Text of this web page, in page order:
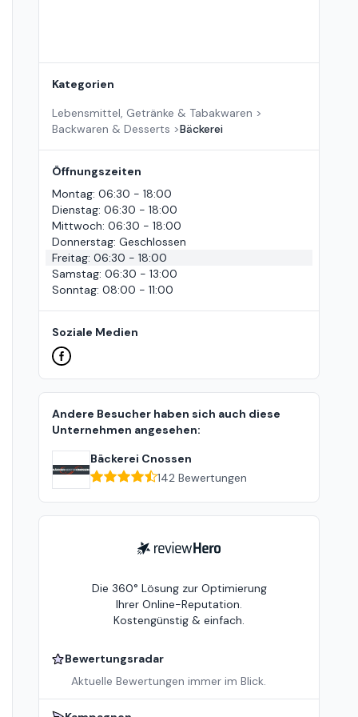
Kategorien
Lebensmittel, Getränke & Tabakwaren >
Backwaren & Desserts >Bäckerei
Öffnungszeiten
Montag: 06:30 - 18:00
Dienstag: 06:30 - 18:00
Mittwoch: 06:30 - 18:00
Donnerstag: Geschlossen
Freitag: 06:30 - 18:00
Samstag: 06:30 - 13:00
Sonntag: 08:00 - 11:00
Soziale Medien
Andere Besucher haben sich auch diese
Unternehmen angesehen:
Bäckerei Cnossen
142 Bewertungen
ReviewHero
Die 360° Lösung zur Optimierung
Ihrer Online-Reputation.
Kostengünstig & einfach.
Bewertungsradar
Aktuelle Bewertungen immer im Blick.